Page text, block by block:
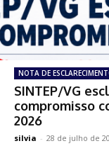
NOTA DE
SINTEP/VG
compromisso
2026
silvia - 28 de julho de